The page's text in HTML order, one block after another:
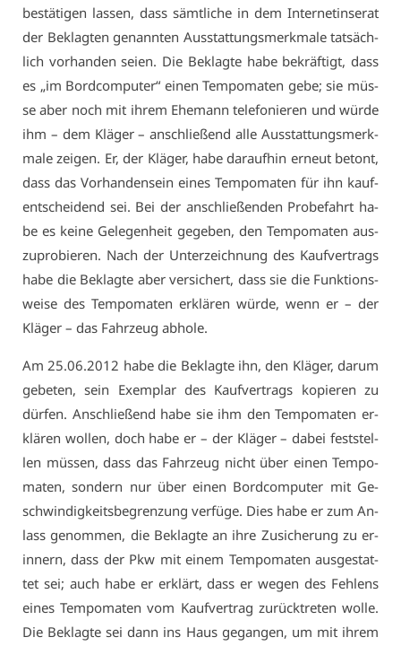
be­stä­ti­gen las­sen, dass sämt­li­che in dem In­ter­net­in­se­rat
der Be­klag­ten ge­nann­ten Aus­stat­tungs­merk­ma­le tat­säch­
lich vor­han­den sei­en. Die Be­klag­te ha­be be­kräf­tigt, dass
es „im Bord­com­pu­ter“ ei­nen Tem­po­ma­ten ge­be; sie müs­
se aber noch mit ih­rem Ehe­mann te­le­fo­nie­ren und wür­de
ihm – dem Klä­ger – an­schlie­ßend al­le Aus­stat­tungs­merk­
ma­le zei­gen. Er, der Klä­ger, ha­be dar­auf­hin er­neut be­tont,
dass das Vor­han­den­sein ei­nes Tem­po­ma­ten für ihn kauf­
ent­schei­dend sei. Bei der an­schlie­ßen­den Pro­be­fahrt ha­
be es kei­ne Ge­le­gen­heit ge­ge­ben, den Tem­po­ma­ten aus­
zu­pro­bie­ren. Nach der Un­ter­zeich­nung des Kauf­ver­trags
ha­be die Be­klag­te aber ver­si­chert, dass sie die Funk­ti­ons­
wei­se des Tem­po­ma­ten er­klä­ren wür­de, wenn er – der
Klä­ger – das Fahr­zeug ab­ho­le.
Am 25.06.2012 ha­be die Be­klag­te ihn, den Klä­ger, dar­um
ge­be­ten, sein Ex­em­plar des Kauf­ver­trags ko­pie­ren zu
dür­fen. An­schlie­ßend ha­be sie ihm den Tem­po­ma­ten er­
klä­ren wol­len, doch ha­be er – der Klä­ger – da­bei fest­stel­
len müs­sen, dass das Fahr­zeug nicht über ei­nen Tem­po­
ma­ten, son­dern nur über ei­nen Bord­com­pu­ter mit Ge­
schwin­dig­keits­be­gren­zung ver­fü­ge. Dies ha­be er zum An­
lass ge­nom­men, die Be­klag­te an ih­re Zu­si­che­rung zu er­
in­nern, dass der Pkw mit ei­nem Tem­po­ma­ten aus­ge­stat­
tet sei; auch ha­be er er­klärt, dass er we­gen des Feh­lens
ei­nes Tem­po­ma­ten vom Kauf­ver­trag zu­rück­tre­ten wol­le.
Die Be­klag­te sei dann ins Haus ge­gan­gen, um mit ih­rem